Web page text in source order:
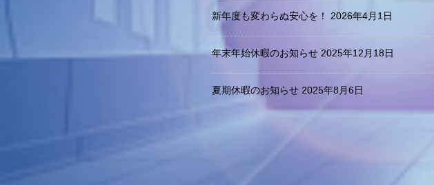
新年度も変わらぬ安心を！ 2026年4月1日
年末年始休暇のお知らせ 2025年12月18日
夏期休暇のお知らせ 2025年8月6日